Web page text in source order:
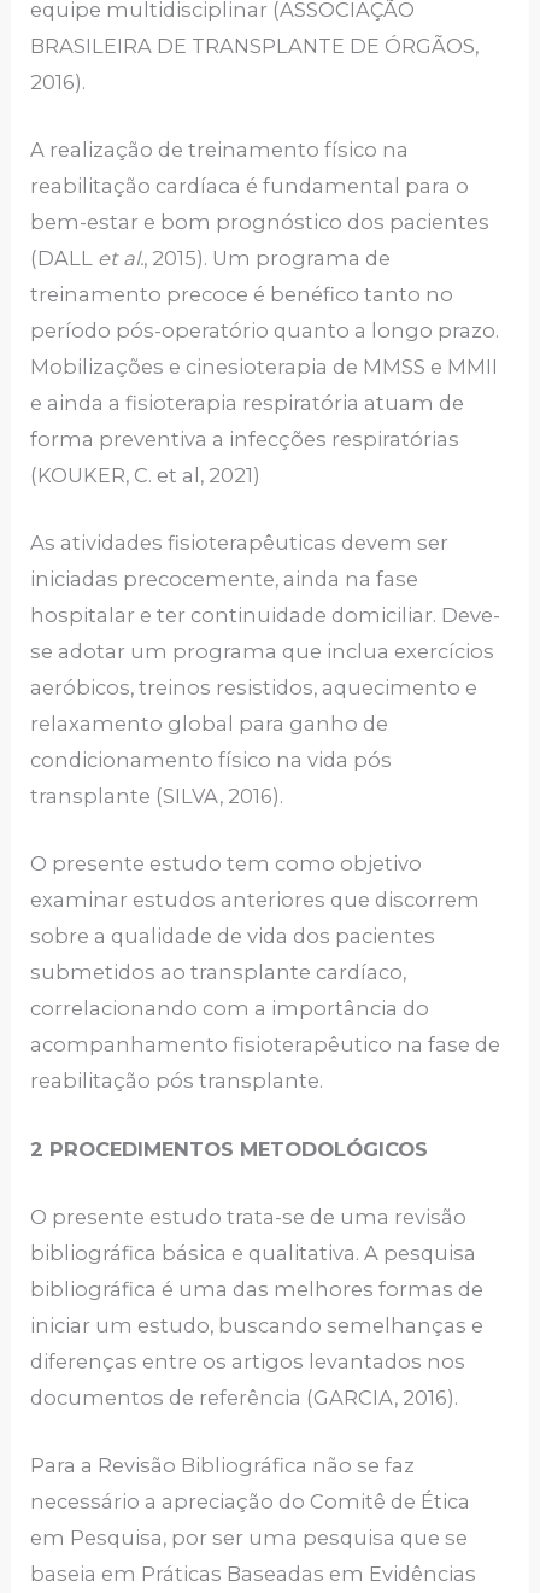
equipe multidisciplinar (ASSOCIAÇÃO
BRASILEIRA DE TRANSPLANTE DE ÓRGÃOS,
2016).
A realização de treinamento físico na
reabilitação cardíaca é fundamental para o
bem-estar e bom prognóstico dos pacientes
(DALL et al., 2015). Um programa de
treinamento precoce é benéfico tanto no
período pós-operatório quanto a longo prazo.
Mobilizações e cinesioterapia de MMSS e MMII
e ainda a fisioterapia respiratória atuam de
forma preventiva a infecções respiratórias
(KOUKER, C. et al, 2021)
As atividades fisioterapêuticas devem ser
iniciadas precocemente, ainda na fase
hospitalar e ter continuidade domiciliar. Deve-
se adotar um programa que inclua exercícios
aeróbicos, treinos resistidos, aquecimento e
relaxamento global para ganho de
condicionamento físico na vida pós
transplante (SILVA, 2016).
O presente estudo tem como objetivo
examinar estudos anteriores que discorrem
sobre a qualidade de vida dos pacientes
submetidos ao transplante cardíaco,
correlacionando com a importância do
acompanhamento fisioterapêutico na fase de
reabilitação pós transplante.
2 PROCEDIMENTOS METODOLÓGICOS
O presente estudo trata-se de uma revisão
bibliográfica básica e qualitativa. A pesquisa
bibliográfica é uma das melhores formas de
iniciar um estudo, buscando semelhanças e
diferenças entre os artigos levantados nos
documentos de referência (GARCIA, 2016).
Para a Revisão Bibliográfica não se faz
necessário a apreciação do Comitê de Ética
em Pesquisa, por ser uma pesquisa que se
baseia em Práticas Baseadas em Evidências